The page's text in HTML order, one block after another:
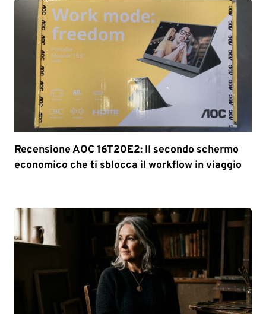
Recensione AOC 16T20E2: Il secondo schermo
economico che ti sblocca il workflow in viaggio